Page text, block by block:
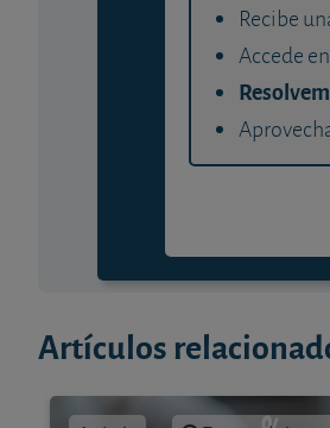
Recibe
Accede
Artículos